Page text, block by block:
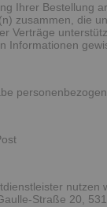
Ihrer Bestellung
zusammen, die
Verträge
Informationen
nutzen
Straße 20,